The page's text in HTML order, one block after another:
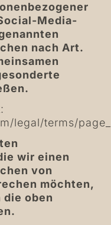
Media-
nach Art.
:
legal/terms/
wir einen
von
möchten,
oben